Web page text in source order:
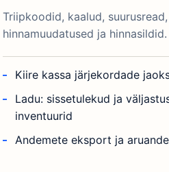
Triipkoodid, kaalud,
hinnamuudatused ja hinnasildid.
Kiire kassa järjekordade
Ladu: sissetulekud ja
inventuurid
Andemete eksport ja